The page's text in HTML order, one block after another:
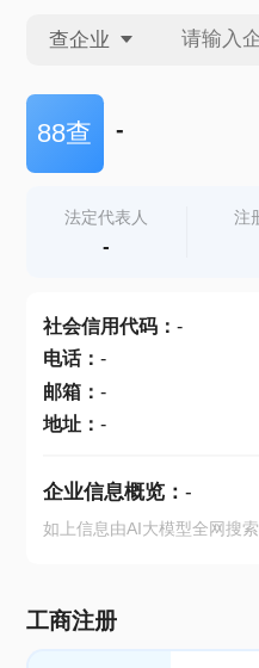
查企业
查企业
查产地
88查 -
法定代表人
-
注
社会信用代码： -
电话： -
邮箱： -
地址： -
企业信息概览： -
如上信息由AI大模型全网搜
工商注册